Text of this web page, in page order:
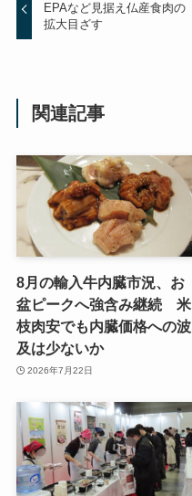
EPAなど見据え仏産食肉の
拡大目ざす
関連記事
8月の輸入牛内臓市況、お
盆ピークへ強含み継続 米
枝肉安でも内臓価格への波
及は少ないか
2026年7月22日